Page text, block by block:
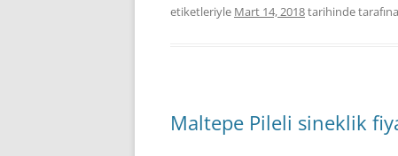
etiketleriyle Mart 14, 2018tarihinde
Maltepe Pileli sineklik